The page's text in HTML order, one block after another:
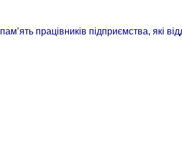
працівників підприємства, які